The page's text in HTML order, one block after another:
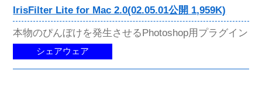
IrisFilter Lite for Mac 2.0(02.05.01公開 1,959K)
本物のぴんぼけを発生させるPhotoshop用プラグイン
シェアウェア